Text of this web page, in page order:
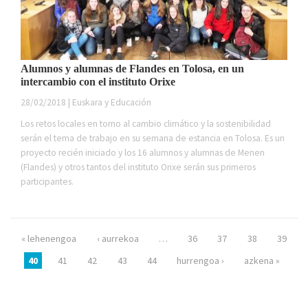
Alumnos y alumnas de Flandes en Tolosa, en un
intercambio con el instituto Orixe
28/02/2018 | Euskara y Educación
Los retos locales en torno al cambio climático y la sostenibilidad
serán el tema de trabajo en su semana de estancia en Tolosa. Es un
proyecto recién iniciado y los 16 alumnos y alumnas de Menen
(Flandes) y otros tantos del instituto Orixe serán sus primeros
participantes.
Páginas
« lehenengoa ‹ aurrekoa … 36 37 38
39
40
41 42 43 44 hurrengoa › azkena »